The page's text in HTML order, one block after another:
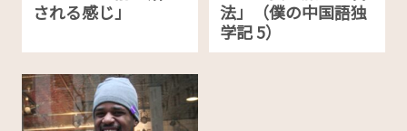
される感じ」
法」（僕の中国語独
学記 5）